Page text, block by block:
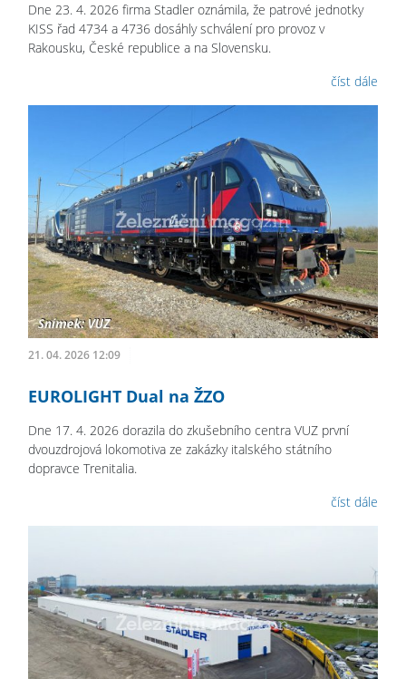
Dne 23. 4. 2026 firma Stadler oznámila, že patrové jednotky
KISS řad 4734 a 4736 dosáhly schválení pro provoz v
Rakousku, České republice a na Slovensku.
číst dále
21. 04. 2026 12:09
EUROLIGHT Dual na ŽZO
Dne 17. 4. 2026 dorazila do zkušebního centra VUZ první
dvouzdrojová lokomotiva ze zakázky italského státního
dopravce Trenitalia.
číst dále